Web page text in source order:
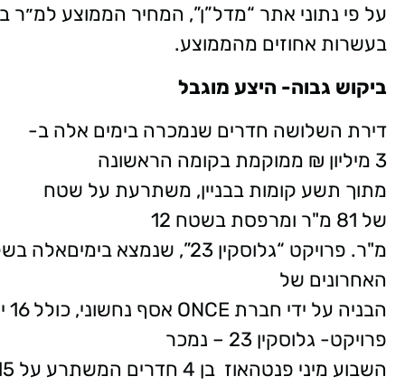
על פי נתוני אתר “מדל”ן”, המחיר הממוצע למ״ר בצפון רחובות בשנה האחרונה עמד על כ־27,000 ש״ח בדירות חדשות ויד
בעשרות אחוזים מהממוצע.
ביקוש גבוה- היצע מוגבל
דירת השלושה חדרים שנמכרה בימים אלה ב-
3 מיליון ₪ ממוקמת בקומה הראשונה
מתוך תשע קומות בבניין, משתרעת על שטח
של 81 מ"ר ומרפסת בשטח 12
מ"ר. פרויקט “גלוסקין 23”, שנמצא
האחרונים של
הבניה על ידי חברת ONCE
פרויקט- גלוסקין 23 – נמכר